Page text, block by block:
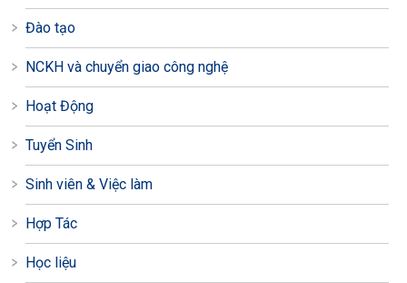
Đào tạo
NCKH và chuyển giao công nghệ
Hoạt Động
Tuyển Sinh
Sinh viên & Việc làm
Hợp Tác
Học liệu